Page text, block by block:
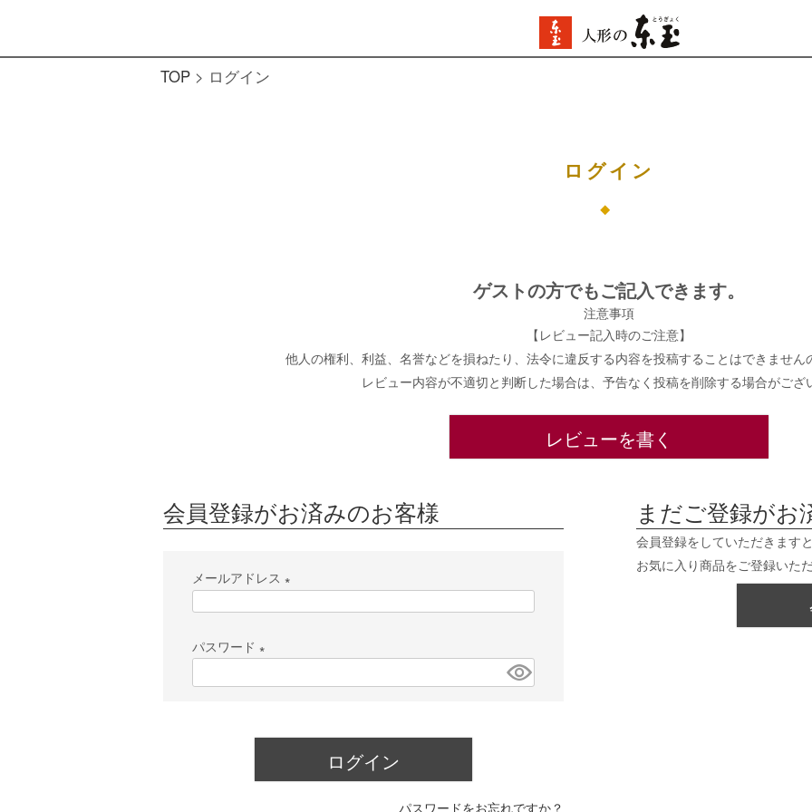
TOP ログイン
ログイン
ゲストの方でもご記入できます。
注意事項
【レビュー記入時のご注意】
他人の権利、利益、名誉などを損ねたり、法令に違反する内容を投稿することはできません
レビュー内容が不適切と判断した場合は、予告なく投稿を削除する場合がござ
レビューを書く
会員登録がお済みのお客様
メールアドレス
(
須
パスワード
ログイン
パスワードをお忘れですか？
まだご登録がお
会員登録をしていただきます
お気に入り商品をご登録いた